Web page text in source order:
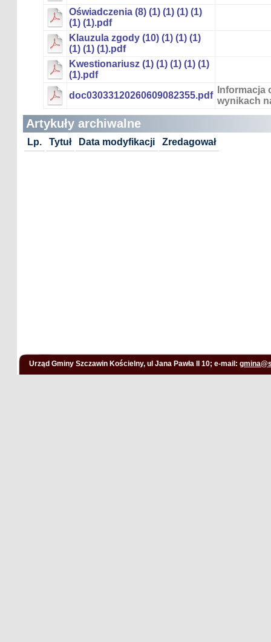
Oświadczenia (8) (1) (1) (1) (1)
(1) (1).pdf
Klauzula zgody (10) (1) (1) (1)
(1) (1) (1).pdf
Kwestionariusz (1) (1) (1) (1) (1)
(1).pdf
doc03033120260609082355.pdf
Informacja
wynikach
Artykuły archiwalne
Lp. Tytuł Data modyfikacji Zredagował
Urząd Gminy Szczawin Kościelny, ul Jana Pawła II 10; e-mail: